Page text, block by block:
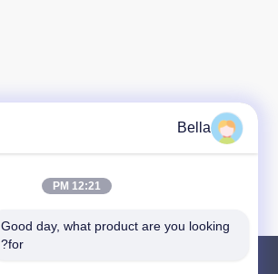
Bella
12:21 PM
Good day, what product are you looking
for?